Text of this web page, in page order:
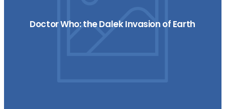
Doctor Who: the Dalek Invasion of Earth